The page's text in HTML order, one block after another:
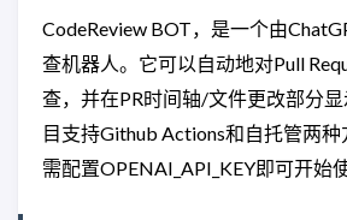
CodeReview BOT，是一个由
查机器人。它可以自动地对Pull
查，并在PR时间轴/文件更改部分
目支持Github Actions和自托管两
需配置OPENAI_API_KEY即可开始使